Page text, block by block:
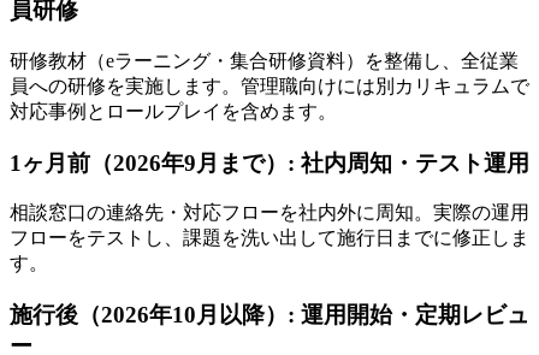
員研修
研修教材（eラーニング・集合研修資料）を整備し、全従業
員への研修を実施します。管理職向けには別カリキュラムで
対応事例とロールプレイを含めます。
1ヶ月前（2026年9月まで）: 社内周知・テスト運用
相談窓口の連絡先・対応フローを社内外に周知。実際の運用
フローをテストし、課題を洗い出して施行日までに修正しま
す。
施行後（2026年10月以降）: 運用開始・定期レビュ
ー